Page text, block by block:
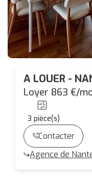
A LOUER -
Appartement
Loyer 863 €/
3 pièce(s)
Contacter
Agence de